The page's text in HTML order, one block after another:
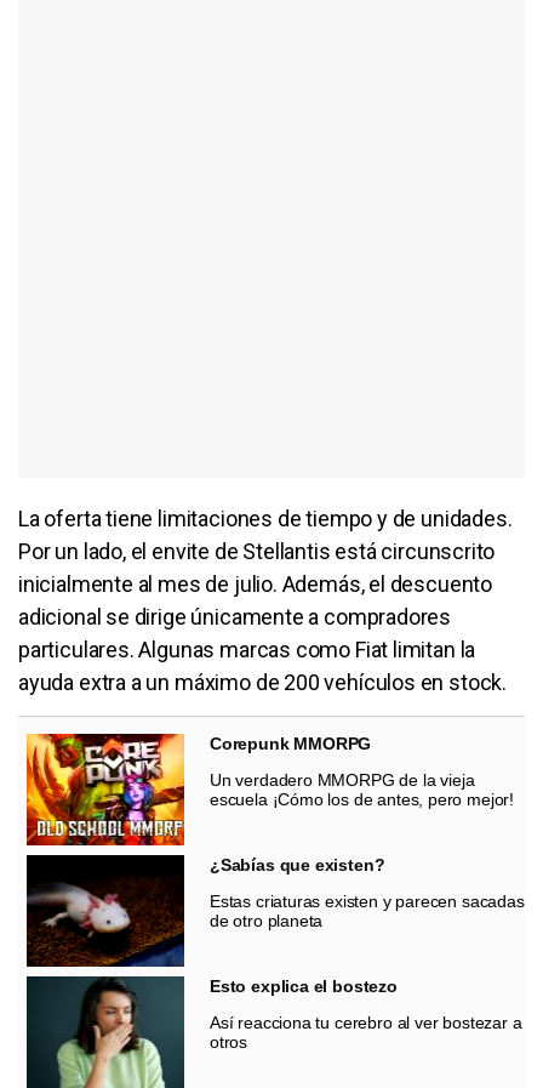
La oferta tiene limitaciones de tiempo y de unidades.
Por un lado, el envite de Stellantis está circunscrito
inicialmente al mes de julio. Además, el descuento
adicional se dirige únicamente a compradores
particulares. Algunas marcas como Fiat limitan la
ayuda extra a un máximo de 200 vehículos en stock.
Corepunk MMORPG
Un verdadero MMORPG de la vieja
escuela ¡Cómo los de antes, pero mejor!
¿Sabías que existen?
Estas criaturas existen y parecen sacadas
de otro planeta
Esto explica el bostezo
Así reacciona tu cerebro al ver bostezar a
otros